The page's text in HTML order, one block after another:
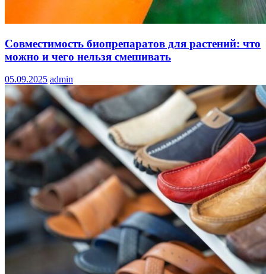
Совместимость биопрепаратов для растений: что
можно и чего нельзя смешивать
05.09.2025 admin